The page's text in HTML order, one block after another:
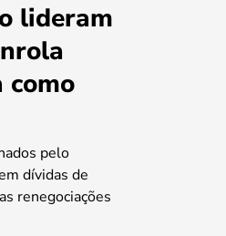
lideram
como
pelo
dívidas de
renegociações